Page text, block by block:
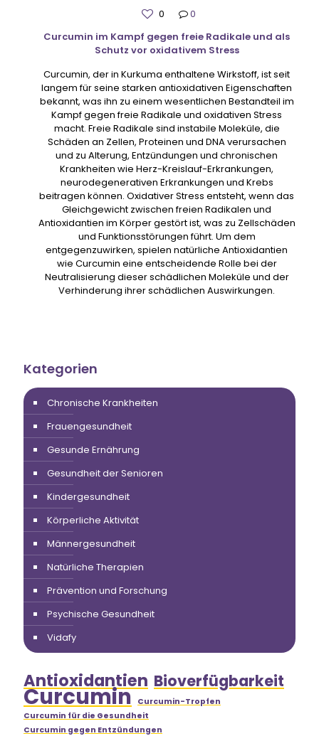
0
0
Curcumin im Kampf gegen freie Radikale und als
Schutz vor oxidativem Stress
Curcumin, der in Kurkuma enthaltene Wirkstoff, ist seit
langem für seine starken antioxidativen Eigenschaften
bekannt, was ihn zu einem wesentlichen Bestandteil im
Kampf gegen freie Radikale und oxidativen Stress
macht. Freie Radikale sind instabile Moleküle, die
Schäden an Zellen, Proteinen und DNA verursachen
und zu Alterung, Entzündungen und chronischen
Krankheiten wie Herz-Kreislauf-Erkrankungen,
neurodegenerativen Erkrankungen und Krebs
beitragen können. Oxidativer Stress entsteht, wenn das
Gleichgewicht zwischen freien Radikalen und
Antioxidantien im Körper gestört ist, was zu Zellschäden
und Funktionsstörungen führt. Um dem
entgegenzuwirken, spielen natürliche Antioxidantien
wie Curcumin eine entscheidende Rolle bei der
Neutralisierung dieser schädlichen Moleküle und der
Verhinderung ihrer schädlichen Auswirkungen.
Kategorien
Chronische Krankheiten
Frauengesundheit
Gesunde Ernährung
Gesundheit der Senioren
Kindergesundheit
Körperliche Aktivität
Männergesundheit
Natürliche Therapien
Prävention und Forschung
Psychische Gesundheit
Vidafy
Antioxidantien Bioverfügbarkeit
Curcumin Curcumin-Tropfen
Curcumin für die Gesundheit
Curcumin gegen Entzündungen